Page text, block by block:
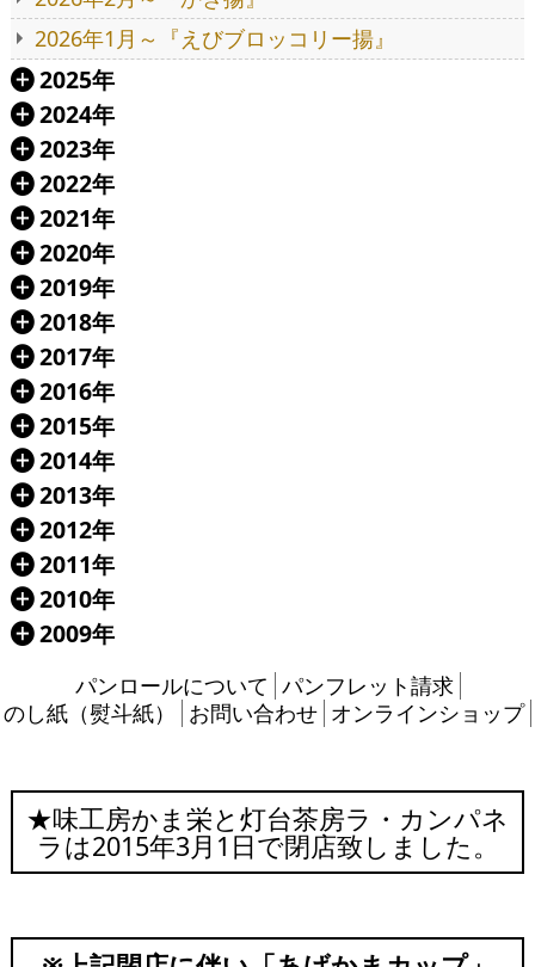
2026年1月～『えびブロッコリー揚』
Á 2025年
Á 2024年
Á 2023年
Á 2022年
Á 2021年
Á 2020年
Á 2019年
Á 2018年
Á 2017年
Á 2016年
Á 2015年
Á 2014年
Á 2013年
Á 2012年
Á 2011年
Á 2010年
Á 2009年
パンロールについて パンフレット請求
のし紙（熨斗紙）
お問い合わせ オンラインショップ
★味工房かま栄と灯台茶房ラ・カンパネ
ラは2015年3月1日で閉店致しました。